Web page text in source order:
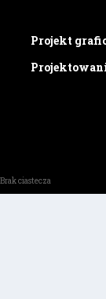
Projekt
Brak ciastecza